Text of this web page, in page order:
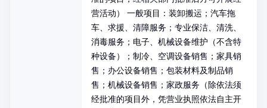
营活动） 一般项目：装卸搬运；汽车拖
车、求援、清障服务；专业保洁、清洗、
消毒服务；电子、机械设备维护（不含特
种设备）；制冷、空调设备销售；家具销
售；办公设备销售；包装材料及制品销
售；机械设备销售；家政服务（除依法须
经批准的项目外，凭营业执照依法自主开